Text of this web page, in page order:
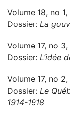
Volume 18, no
Dossier: La
Volume 17, no
Dossier: L’idée
Volume 17, no
Dossier: Le
1914-1918